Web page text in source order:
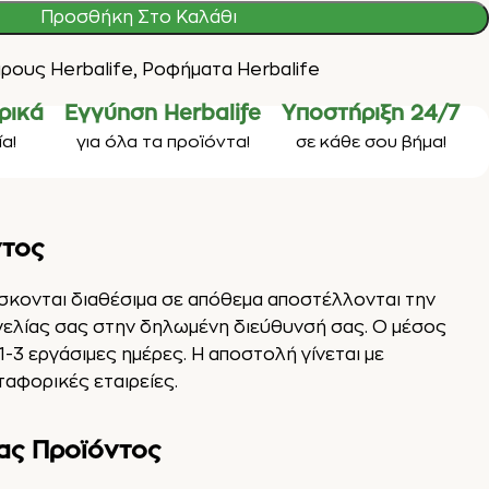
Προσθήκη Στο Καλάθι
Herbalife, Ροφήματα Herbalife
Εγγύηση Herbalife
για όλα τα προϊόντα!
Υποστήριξη 24/7
σε κάθε σου βήμα!
διαθέσιμα σε απόθεμα αποστέλλονται την
σας στην δηλωμένη διεύθυνσή σας. Ο μέσος
3 εργάσιμες ημέρες. Η αποστολή γίνεται με
εταιρείες.
Προϊόντος